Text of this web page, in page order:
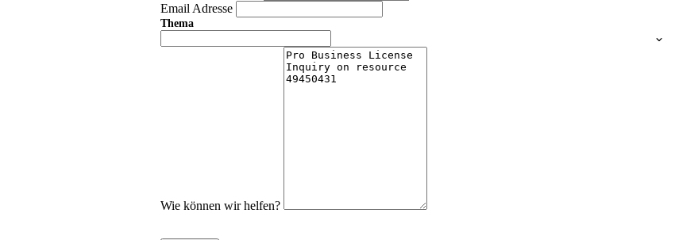
Email Adresse
Thema
Wie können wir helfen?